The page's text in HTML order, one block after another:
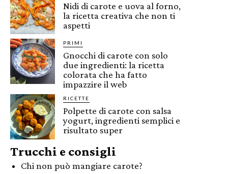
Nidi di carote e uova al forno,
la ricetta creativa che non ti
aspetti
PRIMI
Gnocchi di carote con solo
due ingredienti: la ricetta
colorata che ha fatto
impazzire il web
RICETTE
Polpette di carote con salsa
yogurt, ingredienti semplici e
risultato super
Trucchi e consigli
Chi non può mangiare carote?